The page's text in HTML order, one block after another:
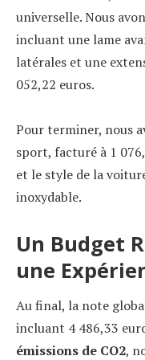
universelle. Nous
incluant une lame
latérales et une
052,22 euros.
Pour terminer, nous
sport, facturé à 1
et le style de la
inoxydable.
Un Budget
une
Au final, la note
incluant 4 486,33
émissions de CO2,